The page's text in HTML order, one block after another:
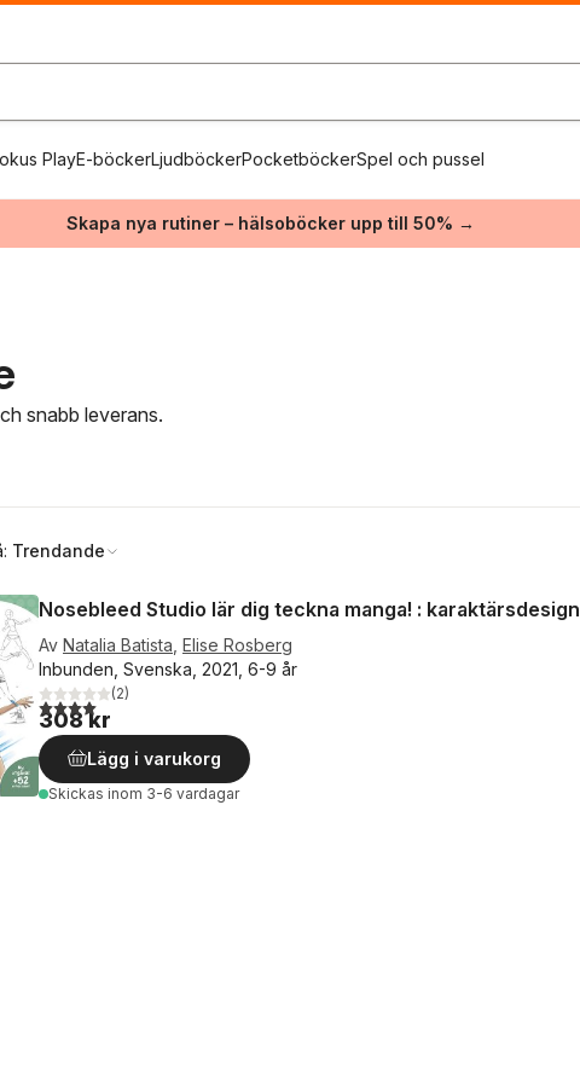
PlayE-böckerLjudböckerPocketböckerSpel och pussel
Skapa nya rutiner – hälsoböcker upp till 50% →
snabb leverans.
Trendande
Nosebleed Studio lär dig teckna manga! : karaktärsdesign
Av Natalia Batista Elise Rosberg
Inbunden, Svenska, 2021, 6-9 år
4,0utav 5 stjärnor. Totalt antal röster:
(2)
308 kr
Lägg i varukorg
Skickas inom 3-6 vardagar